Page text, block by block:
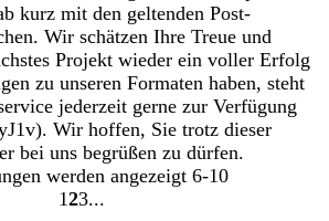
kurz mit den geltenden Post-
Wir schätzen Ihre Treue und
Projekt wieder ein voller Erfolg
zu unseren Formaten haben, steht
jederzeit gerne zur Verfügung
Wir hoffen, Sie trotz dieser
bei uns begrüßen zu dürfen.
werden angezeigt 6-10
Gehe
1 Gehe
2Gehe
3